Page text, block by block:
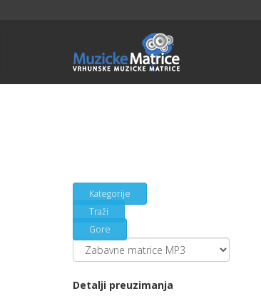
Kategorije
Traži
Gore
Detalji preuzimanja